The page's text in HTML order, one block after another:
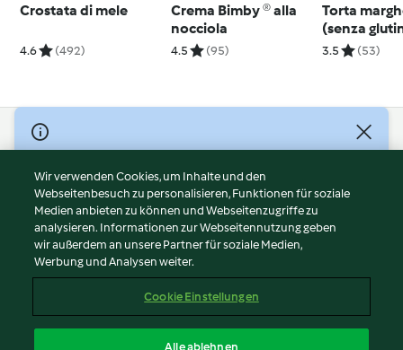
Crostata di mele
4.6 (492)
Crema Bimby ® alla
nocciola
4.5 (95)
Torta
(senza
3.5 (53)
© Copyright 2026
Nutzungsbedingungen
Datenschutzrichtlinien
Disclaimer
Impressum
Cookies
Abo kündigen
Wir verwenden Cookies, um Inhalte und den
Webseitenbesuch zu personalisieren, Funktionen für soziale
Medien anbieten zu können und Webseitenzugriffe zu
analysieren. Informationen zur Webseitennutzung geben
wir außerdem an unsere Partner für soziale Medien,
Werbung und Analysen weiter.
Cookie Einstellungen
Alle ablehnen